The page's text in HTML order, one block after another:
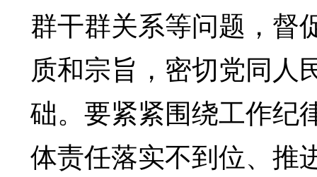
群干群关系等问题，督
质和宗旨，密切党同人
础。要紧紧围绕工作纪
体责任落实不到位、推